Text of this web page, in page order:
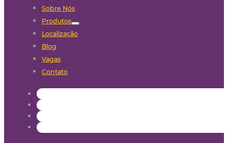
Sobre Nós
Produtos
Localização
Blog
Vagas
Contato